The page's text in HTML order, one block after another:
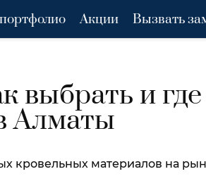
Акции Вызвать
выбрать и
Алматы
материалов на